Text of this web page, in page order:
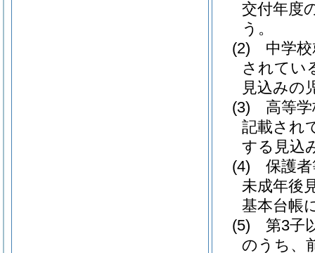
交付年度
う。
(2) 中学校
されてい
見込みの
(3) 高等学
記載され
する見込
(4) 保護者
未成年後
基本台帳
(5) 第3子
のうち、